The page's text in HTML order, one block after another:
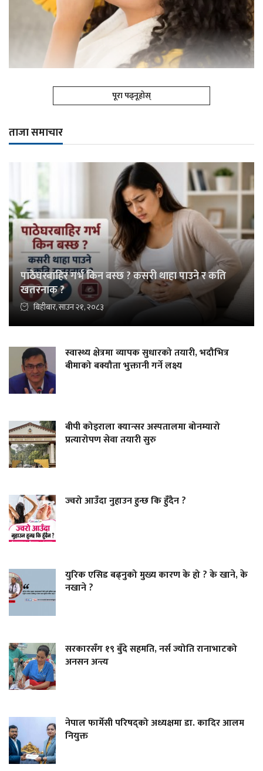
पूरा पढ्नूहोस्
ताजा समाचार
पाठेघरबाहिर गर्भ किन बस्छ ? कसरी थाहा पाउने र कति
खतरनाक ?
बिहीबार, साउन २१, २०८३
स्वास्थ्य क्षेत्रमा व्यापक सुधारको तयारी, भदौभित्र
बीमाको बक्यौता भुक्तानी गर्ने लक्ष्य
बीपी कोइराला क्यान्सर अस्पतालमा बोनम्यारो
प्रत्यारोपण सेवा तयारी सुरु
ज्वरो आउँदा नुहाउन हुन्छ कि हुँदैन ?
युरिक एसिड बढ्नुको मुख्य कारण के हो ? के खाने, के
नखाने ?
सरकारसँग १९ बुँदे सहमति, नर्स ज्योति रानाभाटको
अनसन अन्त्य
नेपाल फार्मेसी परिषद्को अध्यक्षमा डा. कादिर आलम
नियुक्त